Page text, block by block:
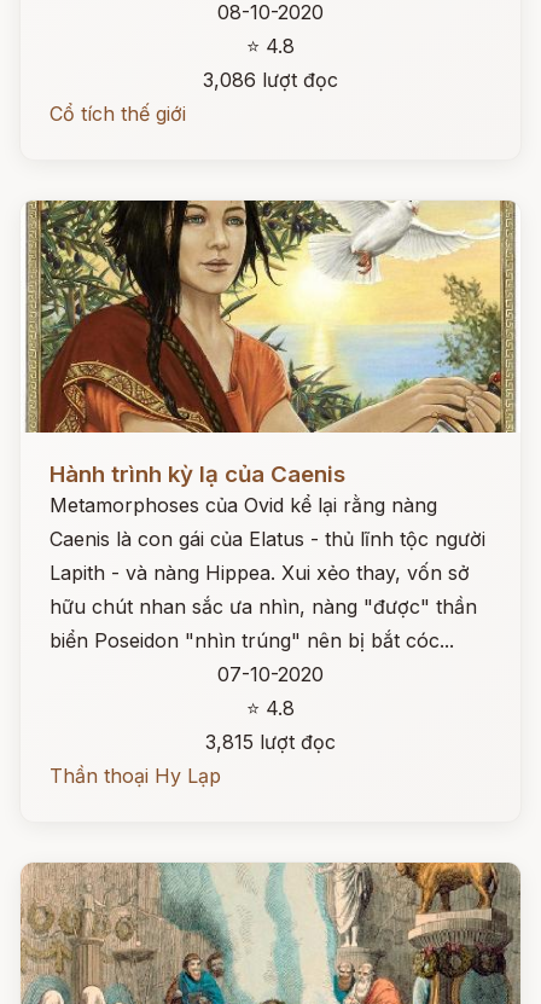
08-10-2020
⭐ 4.8
3,086 lượt đọc
Cổ tích thế giới
Hành trình kỳ lạ của Caenis
Metamorphoses của Ovid kể lại rằng nàng
Caenis là con gái của Elatus - thủ lĩnh tộc người
Lapith - và nàng Hippea. Xui xẻo thay, vốn sở
hữu chút nhan sắc ưa nhìn, nàng "được" thần
biển Poseidon "nhìn trúng" nên bị bắt cóc...
07-10-2020
⭐ 4.8
3,815 lượt đọc
Thần thoại Hy Lạp